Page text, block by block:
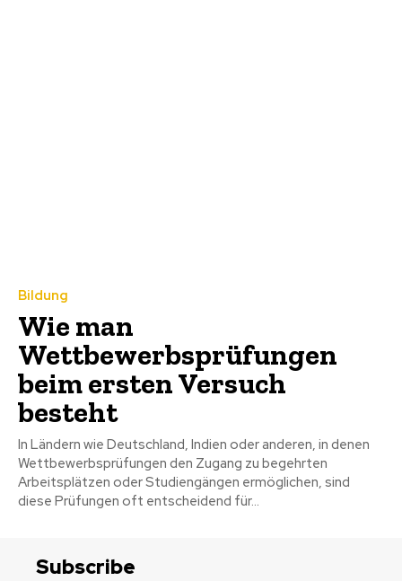
Bildung
Wie man
Wettbewerbsprüfungen
beim ersten Versuch
besteht
In Ländern wie Deutschland, Indien oder anderen, in denen
Wettbewerbsprüfungen den Zugang zu begehrten
Arbeitsplätzen oder Studiengängen ermöglichen, sind
diese Prüfungen oft entscheidend für...
Subscribe